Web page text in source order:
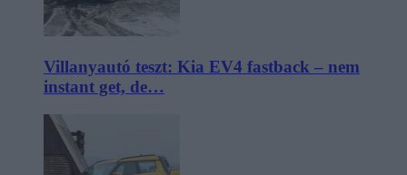
Villanyautó teszt: Kia EV4 fastback – nem
instant get, de…